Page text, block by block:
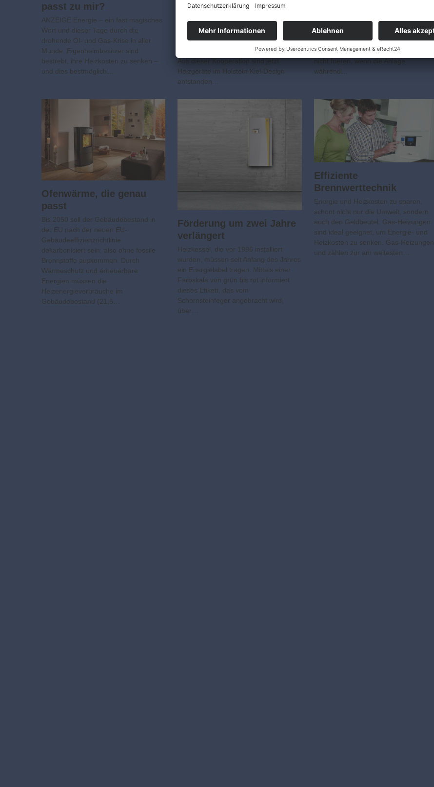
passt zu mir?
ANZEIGE Energie – ein fast magisches
Wort und dieser Tage durch die
drohende Öl- und Gas-Krise in aller
Munde. Eigenheimbesitzer sind
bestrebt, ihre Heizkosten zu senken –
und dies bestmöglich…
richtig warm
ANZEIGE Wolf ist einer der führenden
Systemanbieter von Heizungs- und
Klimasystemen. Das Unternehmen ist
seit Juli 2018 Sponsor von Holstein Kiel.
Aus dieser Kooperation sind jetzt
Heizgeräte im Holstein-Kiel-Design
entstanden…
Jetzt ist ein guter Zeitpunkt, um Ihre
Heizung fit für den Winter zu machen.
Die Maßnahmen können in Ruhe
umgesetzt werden und Sie müssen
nicht frieren, wenn die Anlage
während…
Ofenwärme, die genau
passt
Bis 2050 soll der Gebäudebestand in
der EU nach der neuen EU-
Gebäudeeffizienzrichtlinie
dekarbonisiert sein, also ohne fossile
Brennstoffe auskommen. Durch
Wärmeschutz und erneuerbare
Energien müssen die
Heizenergieverbräuche im
Gebäudebestand (21,5…
Förderung um zwei Jahre
verlängert
Heizkessel, die vor 1996 installiert
wurden, müssen seit Anfang des Jahres
ein Energielabel tragen. Mittels einer
Farbskala von grün bis rot informiert
dieses Etikett, das vom
Schornsteinfeger angebracht wird,
über…
Effiziente
Brennwerttechnik
Energie und Heizkosten zu sparen,
schont nicht nur die Umwelt, sondern
auch den Geldbeutel. Gas-Heizungen
sind ideal geeignet, um Energie- und
Heizkosten zu senken. Gas-Heizungen
und zählen zur am weitesten…